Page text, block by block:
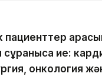
пациенттер
ие:
онкология